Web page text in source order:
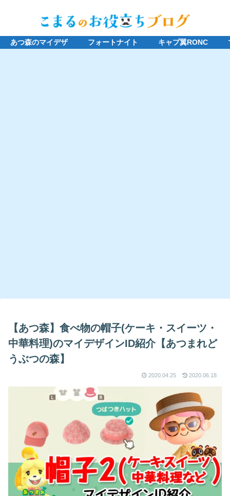
あつ森のマイデザ フォートナイト キャプ翼RONC
【あつ森】食べ物の帽子(ケーキ・スイーツ・
中華料理)のマイデザインID紹介【あつまれど
うぶつの森】
2020.04.25 2020.06.18